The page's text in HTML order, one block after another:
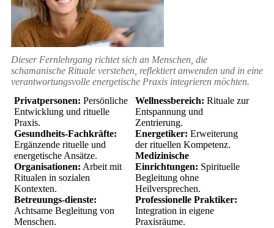
Dieser Fernlehrgang richtet sich an Menschen, die
schamanische Rituale verstehen, reflektiert anwenden und in eine
verantwortungsvolle energetische Praxis integrieren möchten.
Privatpersonen: Persönliche
Entwicklung und rituelle
Praxis.
Gesundheits-Fachkräfte:
Ergänzende rituelle und
energetische Ansätze.
Organisationen: Arbeit mit
Ritualen in sozialen
Kontexten.
Betreuungs-dienste:
Achtsame Begleitung von
Menschen.
Wellnessbereich: Rituale zur
Entspannung und
Zentrierung.
Energetiker: Erweiterung
der rituellen Kompetenz.
Medizinische
Einrichtungen: Spirituelle
Begleitung ohne
Heilversprechen.
Professionelle Praktiker:
Integration in eigene
Praxisräume.